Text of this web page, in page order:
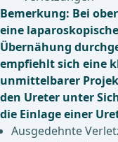
Bemerkung: Bei
eine laparoskopische
Übernähung
empfiehlt sich eine
unmittelbarer
den Ureter unter
die Einlage einer
Ausgedehnte